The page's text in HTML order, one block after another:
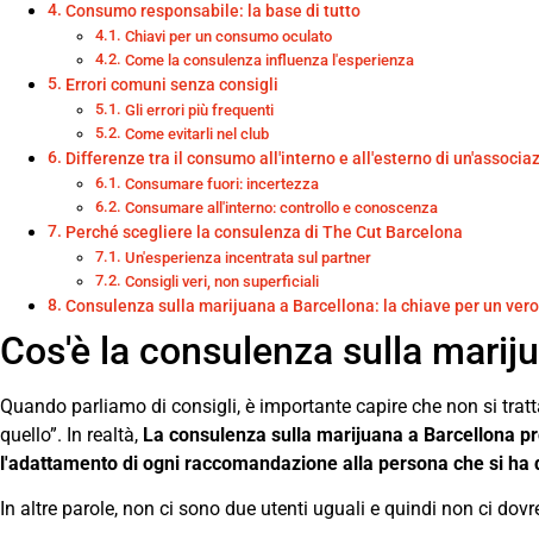
Consumo responsabile: la base di tutto
Chiavi per un consumo oculato
Come la consulenza influenza l'esperienza
Errori comuni senza consigli
Gli errori più frequenti
Come evitarli nel club
Differenze tra il consumo all'interno e all'esterno di
Consumare fuori: incertezza
Consumare all'interno: controllo e conoscenza
Perché scegliere la consulenza di The Cut Barcelona
Un'esperienza incentrata sul partner
Consigli veri, non superficiali
Consulenza sulla marijuana a Barcellona: la chiave per un
Cos'è la consulenza sulla
Quando parliamo di consigli, è importante capire che non si
quello”. In realtà, La consulenza sulla marijuana a Barcellona
l'adattamento di ogni raccomandazione alla persona che si ha
In altre parole, non ci sono due utenti uguali e quindi non ci